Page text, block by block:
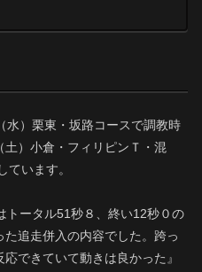
水）栗東・坂路コースで調教時
）小倉・フィリピンＴ・混
います。
ータル51秒８、終い12秒０の
追走併入の内容でした。跨っ
できていて動きは良かった』